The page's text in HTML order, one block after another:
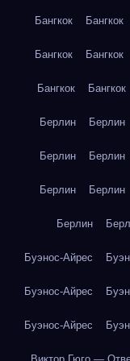
Бангкок Бангкок
Бангкок Бангкок
Бангкок Бангкок
Берлин Берлин
Берлин Берлин
Берлин Берлин
Берлин
Буэнос-Айрес
Буэнос-Айрес
Буэнос-Айрес